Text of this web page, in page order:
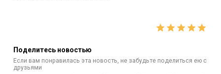
Поделитесь новостью
Если вам понравилась эта новость, не забудьте поделиться ею с
друзьями